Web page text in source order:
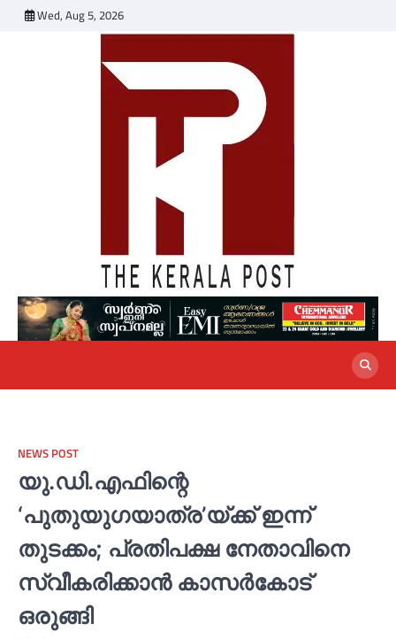
Wed, Aug 5, 2026
NEWS POST
യു.ഡി.എഫിന്റെ
‘പുതുയുഗയാത്ര’യ്ക്ക് ഇന്ന്
തുടക്കം; പ്രതിപക്ഷ നേതാവിനെ
സ്വീകരിക്കാൻ കാസര്‍കോട്
ഒരുങ്ങി